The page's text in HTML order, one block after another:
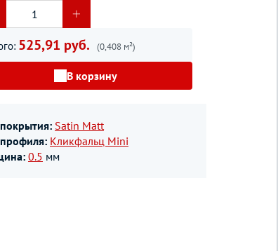
525,91 руб. (0,408 м²)
В корзину
Satin Matt
Кликфальц Mini
0.5 мм